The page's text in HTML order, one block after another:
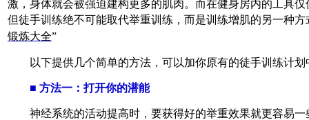
激，身体就会被强迫建构更多的肌肉。而在健身房内的工具
但徒手训练绝不可能取代举重训练，而是训练增肌的另一种方
锻炼大全”
以下提供几个简单的方法，可以加你原有的徒手训练计划
■ 方法一：打开你的潜能
神经系统的活动提高时，要获得好的举重效果就更容易一